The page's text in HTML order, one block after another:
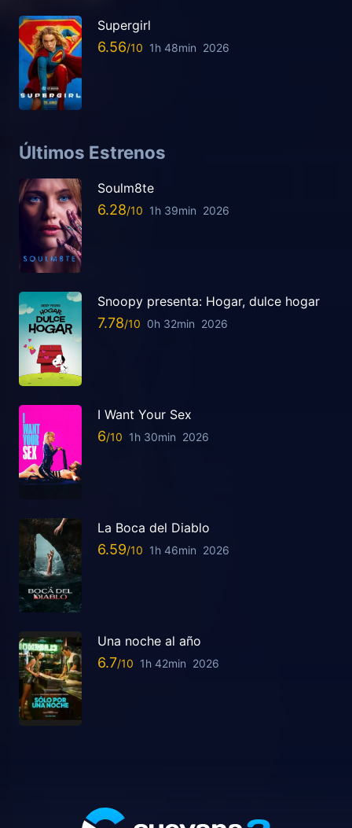
Supergirl
6.56 1h 48min 2026
Últimos Estrenos
Soulm8te
6.28 1h 39min 2026
Snoopy presenta: Hogar, dulce hogar
7.78 0h 32min 2026
I Want Your Sex
6 1h 30min 2026
La Boca del Diablo
6.59 1h 46min 2026
Una noche al año
6.7 1h 42min 2026